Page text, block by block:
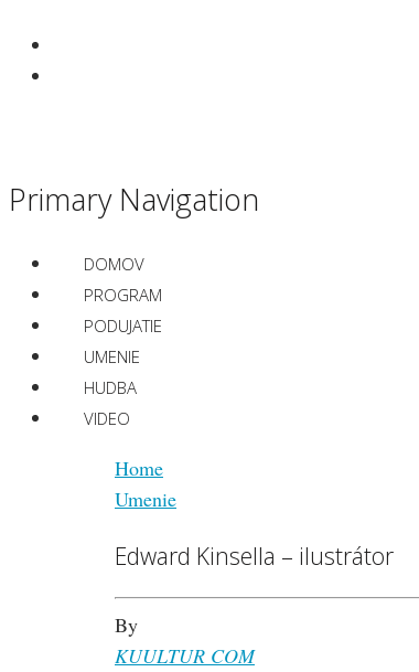
Primary Navigation
DOMOV
PROGRAM
PODUJATIE
UMENIE
HUDBA
VIDEO
Home
Umenie
Edward Kinsella – ilustrátor
By
KUULTUR COM